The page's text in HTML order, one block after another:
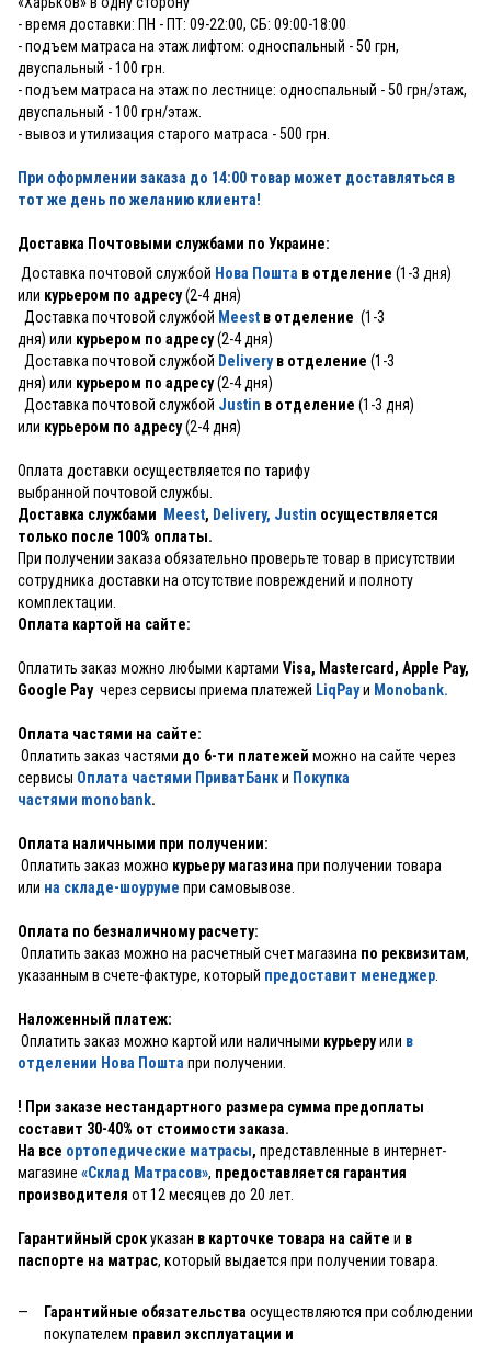
- время доставки: ПН - ПТ: 09-22:00, СБ: 09:00-18:00
- подъем матраса на этаж лифтом: односпальный - 50 грн,
двуспальный - 100 грн.
- подъем матраса на этаж по лестнице: односпальный - 50 грн/этаж,
двуспальный - 100 грн/этаж.
- вывоз и утилизация старого матраса - 500 грн.
При оформлении заказа до 14:00 товар может доставляться в
тот же день по желанию клиента!
Доставка Почтовыми службами по Украине:
Доставка почтовой службой Нова Пошта в отделение (1-3 дня)
или курьером по адресу(2-4 дня)
Доставка почтовой службой Meest в отделение (1-3
дня) или курьером по адресу(2-4 дня)
Доставка почтовой службой Deliveryв отделение (1-3
дня) или курьером по адресу(2-4 дня)
Доставка почтовой службой Justin в отделение (1-3 дня)
или курьером по адресу(2-4 дня)
Оплата доставки осуществляется по тарифу
выбранной почтовой службы.
Доставка службами
Meest, Delivery, Justin осуществляется
только после 100% оплаты.
При получении заказа обязательно проверьте товар в присутствии
сотрудника доставки на отсутствие повреждений и полноту
комплектации.
Оплата картой на сайте:
Оплатить заказ можно любыми картами Visa, Mastercard, Apple Pay,
Google Pay через сервисы приема платежей LiqPayи Monobank.
Оплата частями на сайте:
Оплатить заказ частями до 6-ти платежей можно на сайте через
сервисы Оплата частями ПриватБанки Покупка
частями monobank.
Оплата наличными при получении:
Оплатить заказ можно курьеру магазина при получении товара
или на складе-шоуруме при самовывозе.
Оплата по безналичному расчету:
Оплатить заказ можно на расчетный счет магазина по реквизитам,
указанным в счете-фактуре, который предоставит менеджер.
Наложенный платеж:
Оплатить заказ можно картой или наличными курьеруили в
отделении Нова Пошта при получении.
! При заказе нестандартного размера сумма предоплаты
составит 30-40% от стоимости заказа.
На все ортопедические матрасы, представленные в интернет-
магазине «Склад Матрасов», предоставляется гарантия
производителя от 12 месяцев до 20 лет.
Гарантийный срокуказан в карточке товара на сайте и в
паспорте на матрас, который выдается при получении товара.
Гарантийные обязательства осуществляются при соблюдении
покупателем правил эксплуатации и